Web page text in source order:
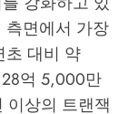
측면에서 가장
초 대비 약
억 5,000만
상의 트랜잭